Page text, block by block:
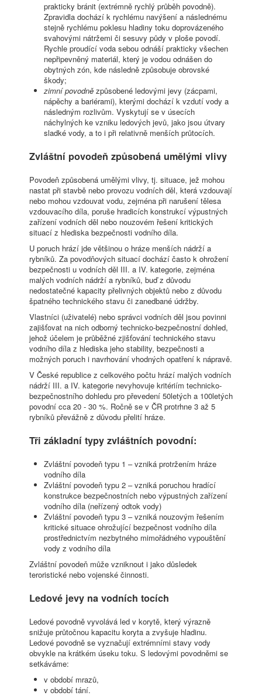
prakticky bránit (extrémně rychlý průběh povodně).
Zpravidla dochází k rychlému navýšení a následnému
stejně rychlému poklesu hladiny toku doprovázeného
svahovými nátržemi či sesuvy půdy v ploše povodí.
Rychle proudící voda sebou odnáší prakticky všechen
nepřipevněný materiál, který je vodou odnášen do
obytných zón, kde následně způsobuje obrovské
škody;
zimní povodně způsobené ledovými jevy (zácpami,
nápěchy a bariérami), kterými dochází k vzdutí vody a
následným rozlivům. Vyskytují se v úsecích
náchylných ke vzniku ledových jevů, jako jsou útvary
sladké vody, a to i při relativně menších průtocích.
Zvláštní povodeň způsobená umělými vlivy
Povodeň způsobená umělými vlivy, tj. situace, jež mohou
nastat při stavbě nebo provozu vodních děl, která vzdouvají
nebo mohou vzdouvat vodu, zejména při narušení tělesa
vzdouvacího díla, poruše hradicích konstrukcí výpustných
zařízení vodních děl nebo nouzovém řešení kritických
situací z hlediska bezpečnosti vodního díla.
U poruch hrází jde většinou o hráze menších nádrží a
rybníků. Za povodňových situací dochází často k ohrožení
bezpečnosti u vodních děl III. a IV. kategorie, zejména
malých vodních nádrží a rybníků, buď z důvodu
nedostatečné kapacity přelivných objektů nebo z důvodu
špatného technického stavu či zanedbané údržby.
Vlastníci (uživatelé) nebo správci vodních děl jsou povinni
zajišťovat na nich odborný technicko-bezpečnostní dohled,
jehož účelem je průběžné zjišťování technického stavu
vodního díla z hlediska jeho stability, bezpečnosti a
možných poruch i navrhování vhodných opatření k nápravě.
V České republice z celkového počtu hrází malých vodních
nádrží III. a IV. kategorie nevyhovuje kritériím technicko-
bezpečnostního dohledu pro převedení 50letých a 100letých
povodní cca 20 - 30 %. Ročně se v ČR protrhne 3 až 5
rybníků převážně z důvodu přelití hráze.
Tři základní typy zvláštních povodní:
Zvláštní povodeň typu 1 – vzniká protržením hráze
vodního díla
Zvláštní povodeň typu 2 – vzniká poruchou hradící
konstrukce bezpečnostních nebo výpustných zařízení
vodního díla (neřízený odtok vody)
Zvláštní povodeň typu 3 – vzniká nouzovým řešením
kritické situace ohrožující bezpečnost vodního díla
prostřednictvím nezbytného mimořádného vypouštění
vody z vodního díla
Zvláštní povodeň může vzniknout i jako důsledek
teroristické nebo vojenské činnosti.
Ledové jevy na vodních tocích
Ledové povodně vyvolává led v korytě, který výrazně
snižuje průtočnou kapacitu koryta a zvyšuje hladinu.
Ledové povodně se vyznačují extrémními stavy vody
obvykle na krátkém úseku toku. S ledovými povodněmi se
setkáváme:
v období mrazů,
v období tání.